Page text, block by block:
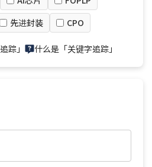
先进封装 CPO
踪」 什么是「关键字追踪」